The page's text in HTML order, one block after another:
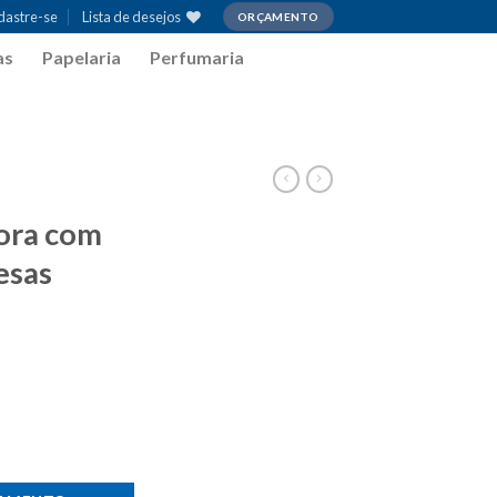
se Lista de desejos ORÇAMENTO
Papelaria Perfumaria
com